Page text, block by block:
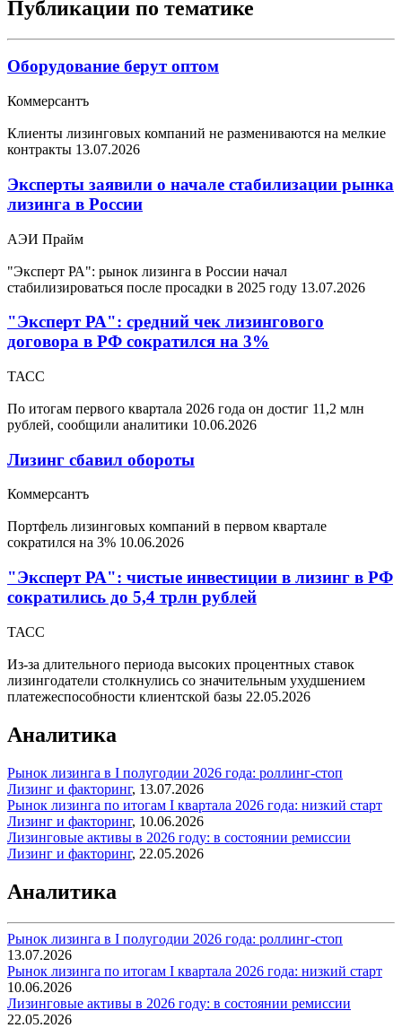
Публикации по тематике
Оборудование берут оптом
Коммерсантъ
Клиенты лизинговых компаний не размениваются на мелкие
контракты 13.07.2026
Эксперты заявили о начале стабилизации рынка
лизинга в России
АЭИ Прайм
"Эксперт РА": рынок лизинга в России начал
стабилизироваться после просадки в 2025 году 13.07.2026
"Эксперт РА": средний чек лизингового
договора в РФ сократился на 3%
ТАСС
По итогам первого квартала 2026 года он достиг 11,2 млн
рублей, сообщили аналитики 10.06.2026
Лизинг сбавил обороты
Коммерсантъ
Портфель лизинговых компаний в первом квартале
сократился на 3% 10.06.2026
"Эксперт РА": чистые инвестиции в лизинг в РФ
сократились до 5,4 трлн рублей
ТАСС
Из-за длительного периода высоких процентных ставок
лизингодатели столкнулись со значительным ухудшением
платежеспособности клиентской базы 22.05.2026
Аналитика
Рынок лизинга в I полугодии 2026 года: роллинг-стоп
Лизинг и факторинг, 13.07.2026
Рынок лизинга по итогам I квартала 2026 года: низкий старт
Лизинг и факторинг, 10.06.2026
Лизинговые активы в 2026 году: в состоянии ремиссии
Лизинг и факторинг, 22.05.2026
Аналитика
Рынок лизинга в I полугодии 2026 года: роллинг-стоп
13.07.2026
Рынок лизинга по итогам I квартала 2026 года: низкий старт
10.06.2026
Лизинговые активы в 2026 году: в состоянии ремиссии
22.05.2026